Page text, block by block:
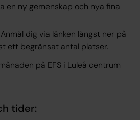
en ny gemenskap och nya fina
dig via länken längst ner på
ett begränsat antal platser.
på EFS i Luleå centrum
tider: